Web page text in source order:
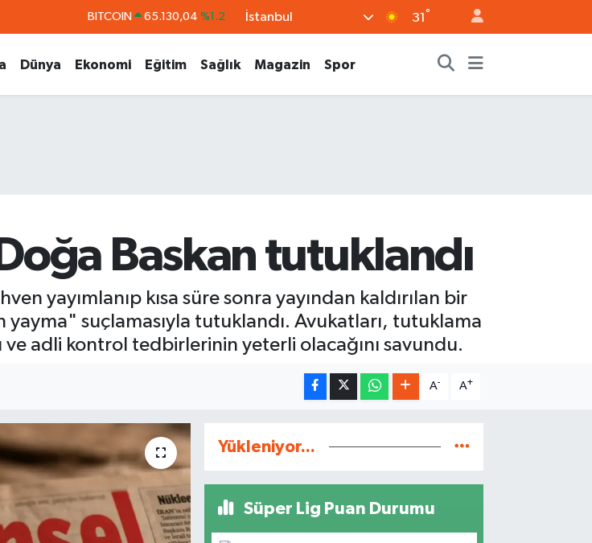
DOLAR 47,7069 %0.17 İstanbul 31 °
Dünya Ekonomi Eğitim Sağlık Magazin Spor
Baskan tutuklandı
yayımlanıp kısa süre sonra yayından kaldırılan bir
yayma" suçlamasıyla tutuklandı. Avukatları, tutuklama
ve adli kontrol tedbirlerinin yeterli olacağını savundu.
A- A+
Yükleniyor...
Süper Lig Puan Durumu